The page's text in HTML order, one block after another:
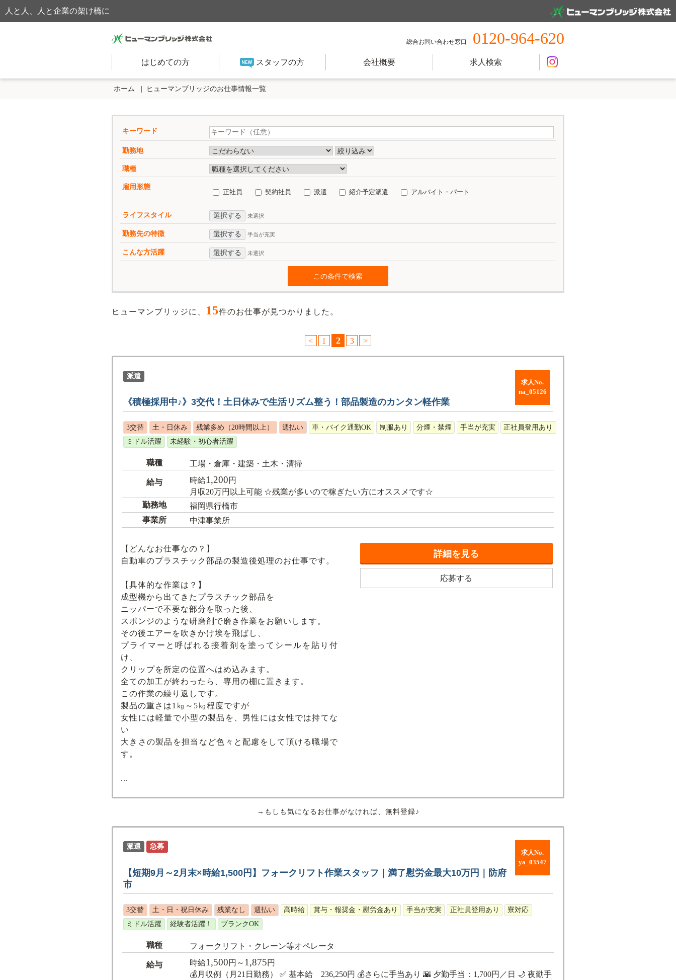
人と人、人と企業の架け橋に
総合お問い合わせ窓口 0120-964-620
はじめての方 スタッフの方 会社概要 求人検索
ホーム ヒューマンブリッジのお仕事情報一覧
キーワード
勤務地
職種
雇用形態
正社員 契約社員 派遣 紹介予定派遣 アルバイト・パート
ライフスタイル 選択する 未選択
勤務先の特徴 選択する 手当が充実
こんな方活躍 選択する 未選択
ヒューマンブリッジに、 15件のお仕事が見つかりました。
< 1 2 3 >
求人No.
na_05126
派遣
《積極採用中♪》3交代！土日休みで生活リズム整う！部品製造のカンタン軽作業
3交替 土・日休み 残業多め（20時間以上） 週払い 車・バイク通勤OK 制服あり 分煙・禁煙 手当が充実
正社員登用あり
ミドル活躍
未経験・初心者活躍
職種 工場・倉庫・建築・土木・清掃
給与 時給1,200円
月収20万円以上可能 ☆残業が多いので稼ぎたい方にオススメです☆
勤務地
福岡県行橋市
事業所
中津事業所
【どんなお仕事なの？】
自動車のプラスチック部品の製造後処理のお仕事です。
【具体的な作業は？】
成型機から出てきたプラスチック部品を
ニッパーで不要な部分を取った後、
スポンジのような研磨剤で磨き作業をお願いします。
その後エアーを吹きかけ埃を飛ばし、
プライマーと呼ばれる接着剤を塗ってシールを貼り付
け、
クリップを所定の位置へはめ込みます。
全ての加工が終わったら、専用の棚に置きます。
この作業の繰り返しです。
製品の重さは1㎏～5㎏程度ですが
女性には軽量で小型の製品を、男性には女性では持てな
い
大きさの製品を担当など色々と配慮をして頂ける職場で
す。
...
詳細を見る
応募する
→もしも気になるお仕事がなければ、無料登録♪
求人No.
ya_03547
派遣 急募
【短期9月～2月末×時給1,500円】フォークリフト作業スタッフ｜満了慰労金最大10万円｜防府
市
3交替 土・日・祝日休み 残業なし 週払い 高時給 賞与・報奨金・慰労金あり 手当が充実 正社員登用あり
寮対応
ミドル活躍
経験者活躍！ ブランクOK
職種 フォークリフト・クレーン等オペレータ
給与 時給1,500円～ 1,875円
💰月収例（月21日勤務） ✅ 基本給 236,250円 💰さらに手当あり 🌇 夕勤手当：1,700円／日 🌙 夜勤手